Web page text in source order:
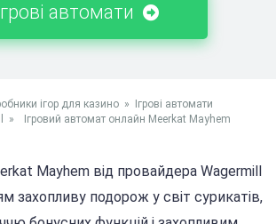
автомати
ігор для казино »
Ігрові автомати
» Ігровий автомат онлайн Meerkat Mayhem
Mayhem від провайдера Wagermill
захопливу подорож у світ сурикатів,